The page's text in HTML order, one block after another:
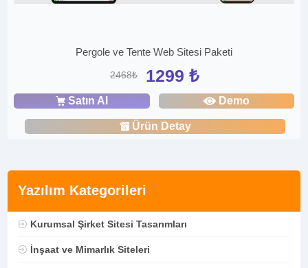
Yazılım Kategorileri
Kurumsal Şirket Sitesi Tasarımları
İnşaat ve Mimarlık Siteleri
Pergole ve Tente Web Sitesi Paketi
2468₺ 1299 ₺
Satın Al Demo
Ürün Detay